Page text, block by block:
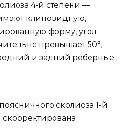
4-й степени —
клиновидную,
форму, угол
превышает 50°,
и задний реберные
сколиоза 1-й